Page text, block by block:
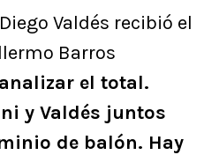
Valdés recibió el
Barros
el total.
y Valdés juntos
de balón. Hay